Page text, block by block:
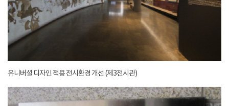
유니버셜 디자인 적용 전시환경 개선 (제3전시관)